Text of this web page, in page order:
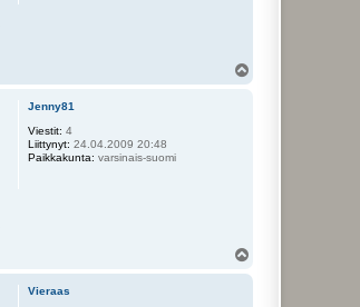
Jenny81
Viestit: 4
Liittynyt: 24.04.2009 20:48
Paikkakunta: varsinais-suomi
Vieraas